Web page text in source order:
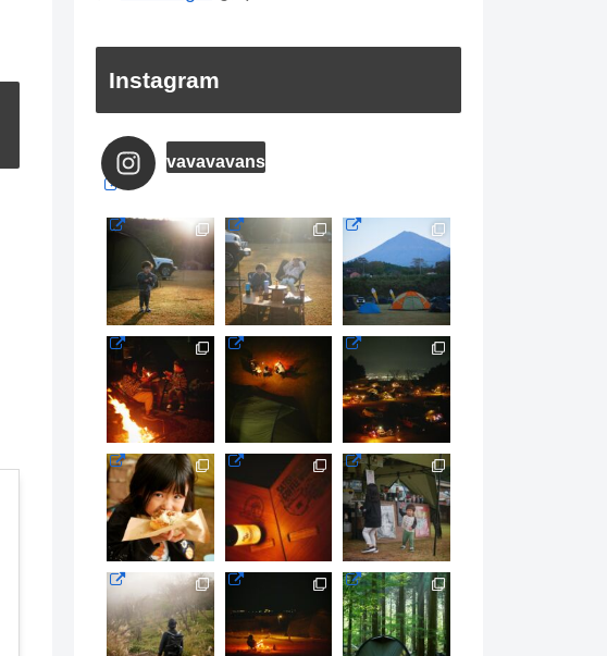
Instagram
vavavavans